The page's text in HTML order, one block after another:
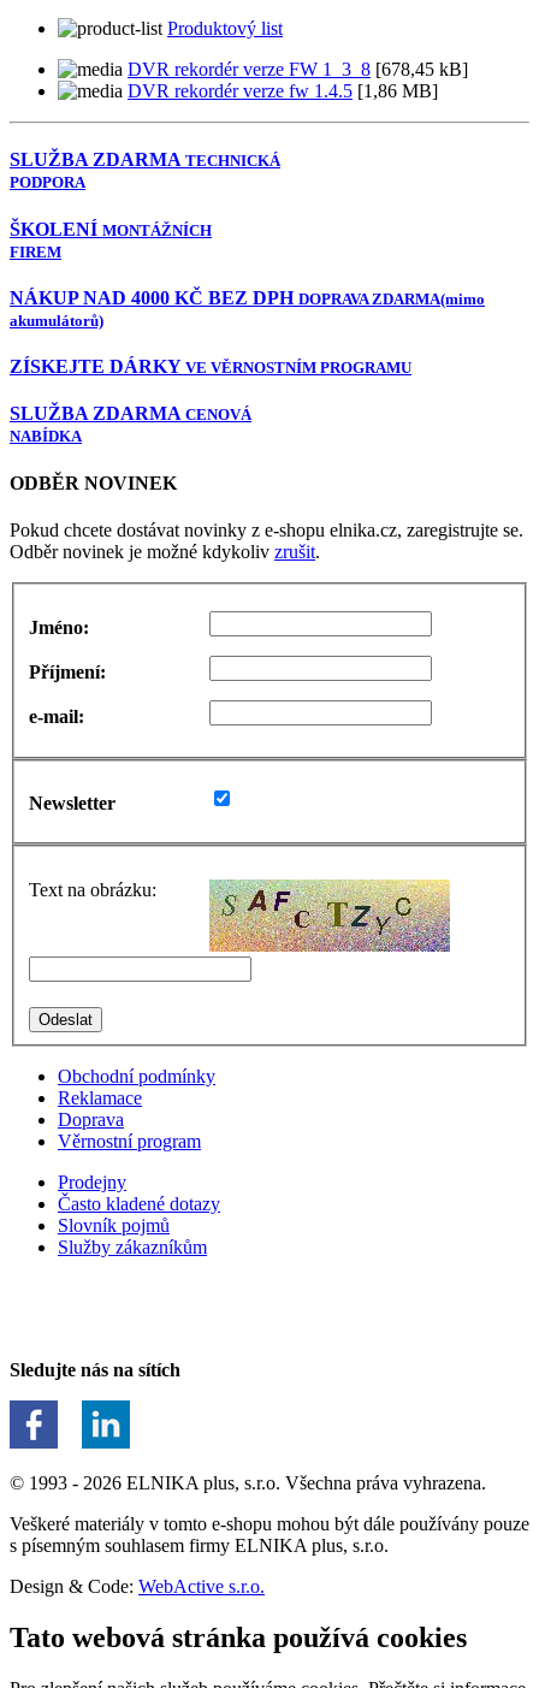
Produktový list
DVR rekordér verze FW 1_3_8 [678,45 kB]
DVR rekordér verze fw 1.4.5 [1,86 MB]
SLUŽBA ZDARMA TECHNICKÁ
PODPORA
ŠKOLENÍ MONTÁŽNÍCH
FIREM
NÁKUP NAD 4000 KČ BEZ DPH DOPRAVA ZDARMA(mimo
akumulátorů)
ZÍSKEJTE DÁRKY VE VĚRNOSTNÍM PROGRAMU
SLUŽBA ZDARMA CENOVÁ
NABÍDKA
ODBĚR NOVINEK
Pokud chcete dostávat novinky z e-shopu elnika.cz, zaregistrujte se.
Odběr novinek je možné kdykoliv zrušit.
Jméno:
Příjmení:
e-mail:
Newsletter
Text na obrázku:
Obchodní podmínky
Reklamace
Doprava
Věrnostní program
Prodejny
Často kladené dotazy
Slovník pojmů
Služby zákazníkům
Sledujte nás na sítích
© 1993 - 2026 ELNIKA plus, s.r.o. Všechna práva vyhrazena.
Veškeré materiály v tomto e-shopu mohou být dále používány pouze
s písemným souhlasem firmy ELNIKA plus, s.r.o.
Design & Code: WebActive s.r.o.
Tato webová stránka používá cookies